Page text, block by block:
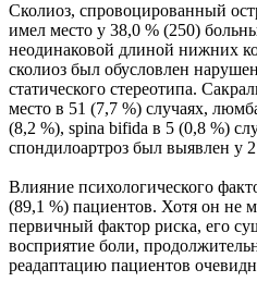
Сколиоз, спровоцированный
имел место у 38,0 % (250)
неодинаковой длиной нижних
сколиоз был обусловлен
статического стереотипа.
место в 51 (7,7 %) случаях,
(8,2 %), spina bifida в 5 (0,8 %)
спондилоартроз был выявлен у
Влияние психологического
(89,1 %) пациентов. Хотя он не
первичный фактор риска, его
восприятие боли,
реадаптацию пациентов